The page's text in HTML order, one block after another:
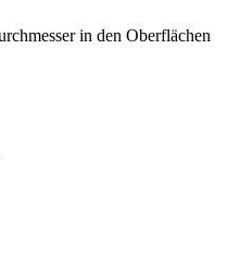
in den Oberflächen